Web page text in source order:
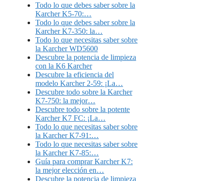
Todo lo que debes saber sobre la
Karcher K5-70:…
Todo lo que debes saber sobre la
Karcher K7-350: la…
Todo lo que necesitas saber sobre
la Karcher WD5600
Descubre la potencia de limpieza
con la K6 Karcher
Descubre la eficiencia del
modelo Karcher 2-59: ¡La…
Descubre todo sobre la Karcher
K7-750: la mejor…
Descubre todo sobre la potente
Karcher K7 FC: ¡La…
Todo lo que necesitas saber sobre
la Karcher K7-91:…
Todo lo que necesitas saber sobre
la Karcher K7-85:…
Guía para comprar Karcher K7:
la mejor elección en…
Descubre la potencia de limpieza